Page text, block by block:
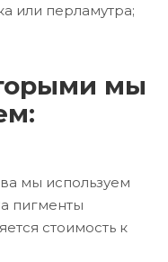
или перламутра;
мы
мы используем
пигменты
стоимость к